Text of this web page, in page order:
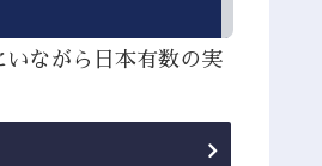
ながら日本有数の実